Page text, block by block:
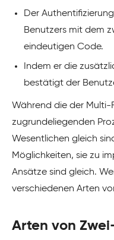
Der
Benutzers mit dem
eindeutigen Code.
Indem er die
bestätigt der
Während die der
zugrundeliegenden
Wesentlichen gleich
Möglichkeiten, sie zu
Ansätze sind gleich.
verschiedenen Arten
Arten von